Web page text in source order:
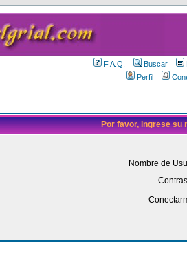
F.A.Q. Buscar
Perfil
Por favor, ingrese su
Nombre de